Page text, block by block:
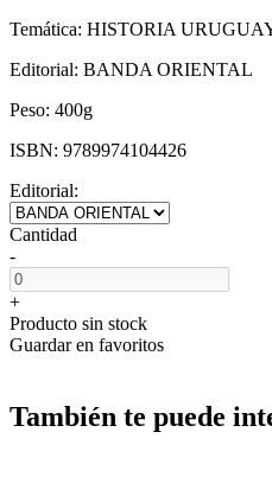
Temática: HISTORIA
Editorial: BANDA ORIENTAL
Peso: 400g
ISBN: 9789974104426
Editorial:
Cantidad
-
+
Producto sin stock
Guardar en favoritos
También te puede